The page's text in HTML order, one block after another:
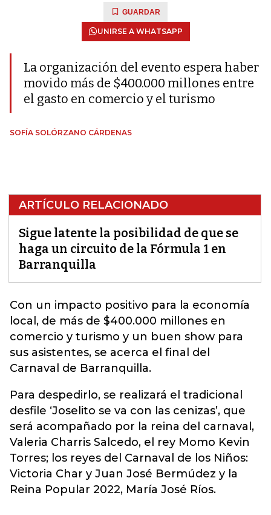
GUARDAR
UNIRSE A WHATSAPP
La organización del evento espera haber
movido más de $400.000 millones entre
el gasto en comercio y el turismo
SOFÍA SOLÓRZANO CÁRDENAS
ARTÍCULO RELACIONADO
Sigue latente la posibilidad de que se
haga un circuito de la Fórmula 1 en
Barranquilla
Con un impacto positivo para la economía
local, de más de $400.000 millones en
comercio y turismo y un buen show para
sus asistentes, se acerca el final del
Carnaval de Barranquilla.
Para despedirlo, se realizará el tradicional
desfile ‘Joselito se va con las cenizas’, que
será acompañado por la reina del carnaval,
Valeria Charris Salcedo, el rey Momo Kevin
Torres; los reyes del Carnaval de los Niños:
Victoria Char y Juan José Bermúdez y la
Reina Popular 2022, María José Ríos.